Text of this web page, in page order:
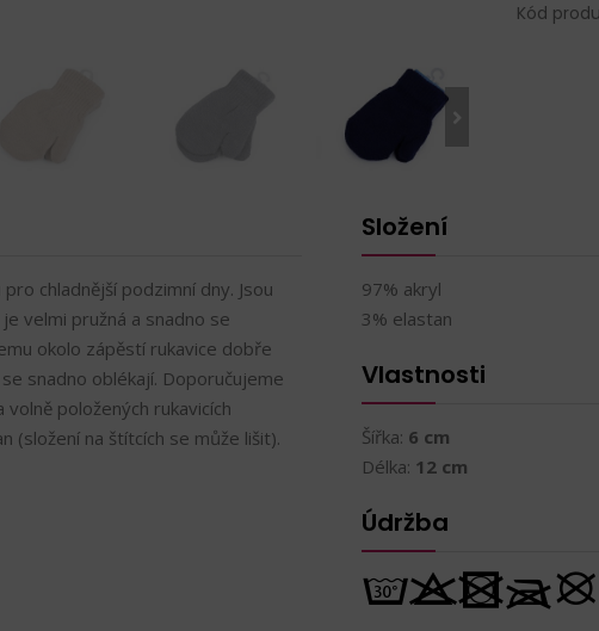
Kód
chladnější podzimní dny. Jsou
velmi pružná a snadno se
okolo zápěstí rukavice dobře
snadno oblékají. Doporučujeme
položených rukavicích
(složení na štítcích se může lišit).
Složení
97% akryl
3% elastan
Vlastnosti
Šířka: 6 cm
Délka: 12 cm
Údržba